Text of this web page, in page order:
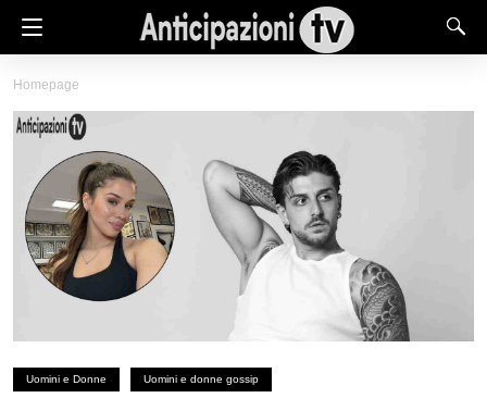
Homepage
Uomini e Donne Uomini e donne gossip